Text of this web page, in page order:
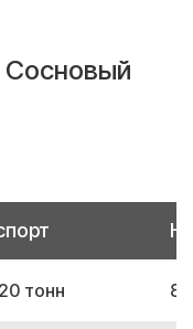
Сосновый
тонн